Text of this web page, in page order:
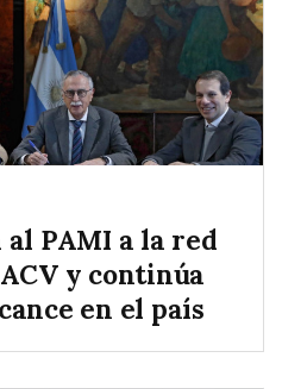
PAMI a la red
y continúa
en el país